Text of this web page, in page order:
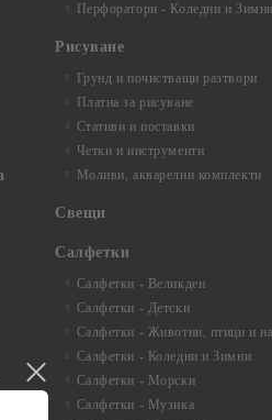
Перфоратори - Коледни и Зимни
Рисуване
Грунд и почистващи разтвори
Платна за рисуване
Стативи и поставки
Четки и инструменти
Моливи, акварелни комплекти
Свещи
Салфетки
Салфетки - Великден
Салфетки - Детски
Салфетки - Животни, птици и
Салфетки - Коледни и Зимни
Салфетки - Морски
Салфетки - Музика